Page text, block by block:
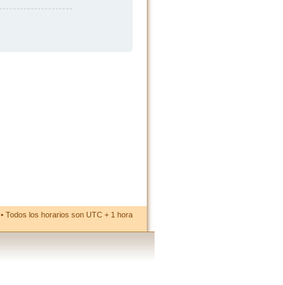
• Todos los horarios son UTC + 1 hora